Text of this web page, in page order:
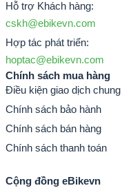
Hỗ trợ Khách hàng:
cskh@ebikevn.com
Hợp tác phát triển:
hoptac@ebikevn.com
Chính sách mua hàng
Điều kiện giao dịch chung
Chính sách bảo hành
Chính sách bán hàng
Chính sách thanh toán
Cộng đồng eBikevn